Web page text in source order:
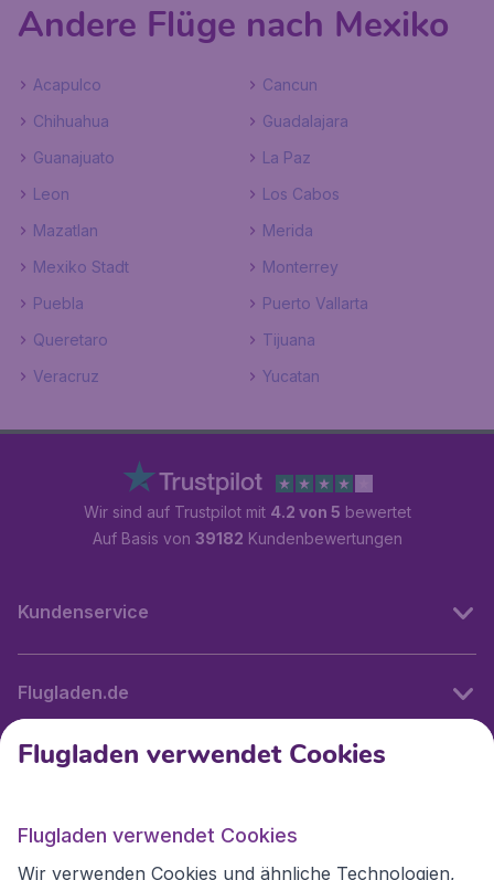
Andere Flüge nach Mexiko
Acapulco
Cancun
Chihuahua
Guadalajara
Guanajuato
La Paz
Leon
Los Cabos
Mazatlan
Merida
Mexiko Stadt
Monterrey
Puebla
Puerto Vallarta
Queretaro
Tijuana
Veracruz
Yucatan
Wir sind auf Trustpilot mit 4.2 von 5 bewertet
Auf Basis von 39182 Kundenbewertungen
Kundenservice
Flugladen.de
Internationale Webseiten
Folgen Sie uns:
Flugladen verwendet Cookies
Flugladen verwendet Cookies
Wir verwenden Cookies und ähnliche Technologien,